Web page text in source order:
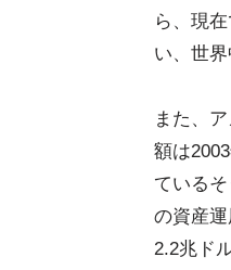
ら、現
い、世
また、
額は
ている
の資産
2.2兆ド